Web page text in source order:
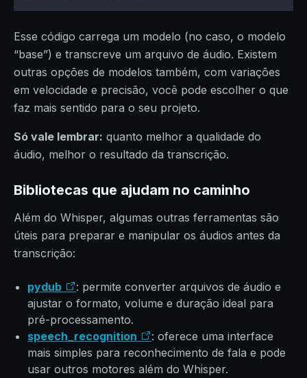
Esse código carrega um modelo (no caso, o modelo
“base”) e transcreve um arquivo de áudio. Existem
outras opções de modelos também, com variações
em velocidade e precisão, você pode escolher o que
faz mais sentido para o seu projeto.
Só vale lembrar: quanto melhor a qualidade do
áudio, melhor o resultado da transcrição.
Bibliotecas que ajudam no caminho
Além do Whisper, algumas outras ferramentas são
úteis para preparar e manipular os áudios antes da
transcrição:
pydub
: permite converter arquivos de áudio e
ajustar o formato, volume e duração ideal para
pré-processamento.
speech_recognition
: oferece uma interface
mais simples para reconhecimento de fala e pode
usar outros motores além do Whisper.